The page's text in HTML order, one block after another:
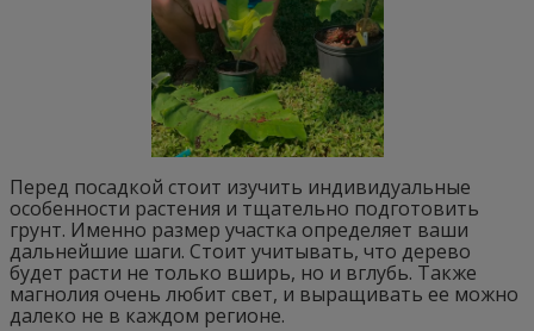
Перед посадкой стоит изучить индивидуальные
особенности растения и тщательно подготовить
грунт. Именно размер участка определяет ваши
дальнейшие шаги. Стоит учитывать, что дерево
будет расти не только вширь, но и вглубь. Также
магнолия очень любит свет, и выращивать ее можно
далеко не в каждом регионе.